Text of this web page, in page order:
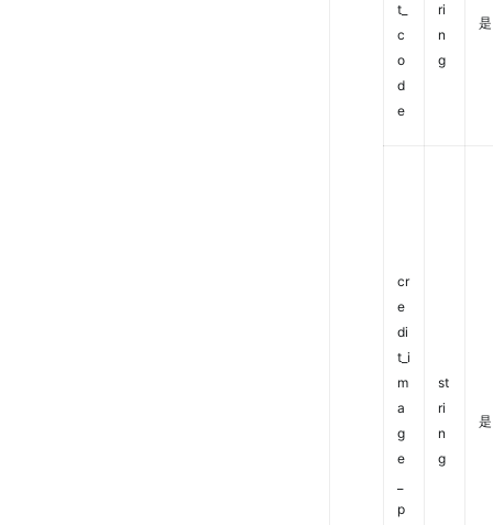
t_
c
o
d
e
ri
n
g
是
cr
e
di
t_i
m
a
g
e
p
st
ri
n
g
是